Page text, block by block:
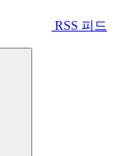
RSS 피드